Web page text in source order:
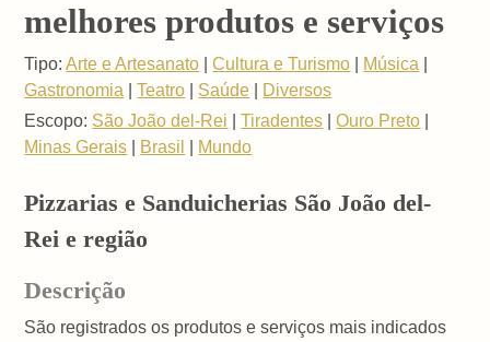
melhores produtos e serviços
Tipo: Arte e Artesanato |Cultura e Turismo Música
Gastronomia |Teatro Saúde
Diversos
Escopo: São João del-Rei |Tiradentes |Ouro Preto
Minas Gerais
Brasil Mundo
Pizzarias e Sanduicherias São João del-
Rei e região
Descrição
São registrados os produtos e serviços mais indicados